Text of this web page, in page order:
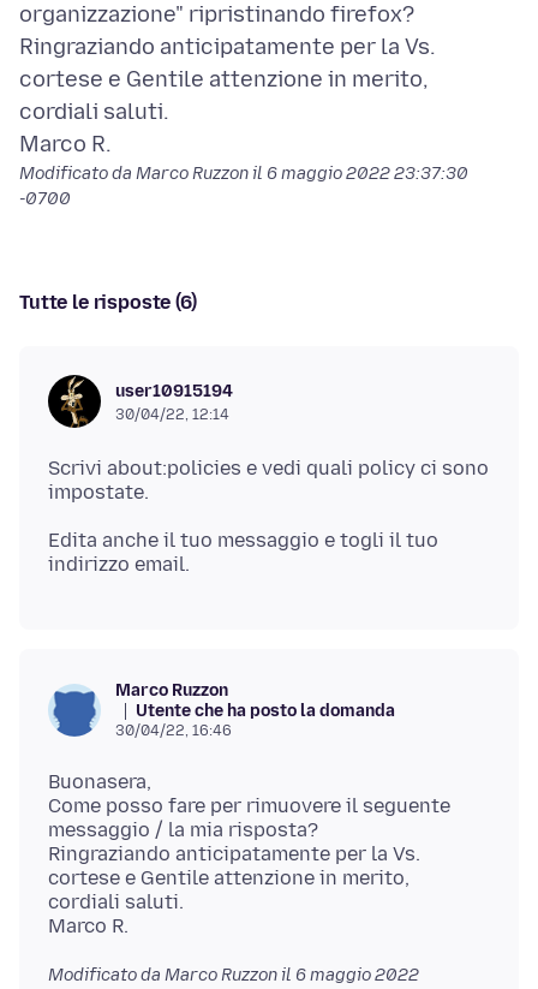
organizzazione" ripristinando firefox?
Ringraziando anticipatamente per la Vs.
cortese e Gentile attenzione in merito,
cordiali saluti.
Modificato da Marco Ruzzon il 6 maggio 2022 23:37:30
-0700
Tutte le risposte (6)
user10915194
30/04/22, 12:14
Scrivi about:policies e vedi quali policy ci sono
Edita anche il tuo messaggio e togli il tuo
Marco Ruzzon
Utente che ha posto la domanda
30/04/22, 16:46
Buonasera,
Come posso fare per rimuovere il seguente
messaggio / la mia risposta?
Ringraziando anticipatamente per la Vs.
cortese e Gentile attenzione in merito,
cordiali saluti.
Modificato da Marco Ruzzon il 6 maggio 2022